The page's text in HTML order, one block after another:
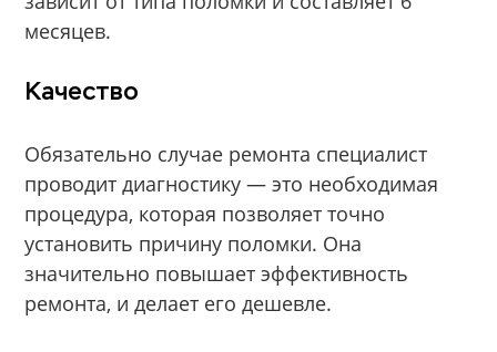
месяцев.
Качество
Обязательно случае ремонта специалист
проводит диагностику — это необходимая
процедура, которая позволяет точно
установить причину поломки. Она
значительно повышает эффективность
ремонта, и делает его дешевле.